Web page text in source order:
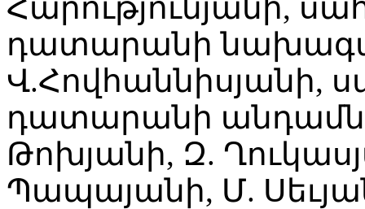
Հարությունյանի,
դատարանի
Վ.Հովհաննիսյանի,
դատարանի
Թոխյանի, Զ.
Պապայանի, Մ.